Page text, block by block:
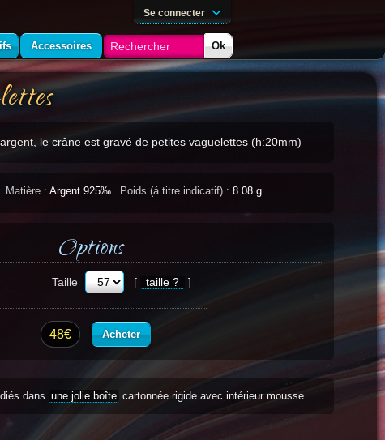
le crâne est gravé de petites vaguelettes (h:20mm)
Matière : Argent 925‰ Poids (á titre indicatif) : 8.08 g
Options
Taille [ taille ? ]
48€ Acheter
dans une jolie boîte cartonnée rigide avec intérieur mousse.
Se connecter
Accessoires Ok